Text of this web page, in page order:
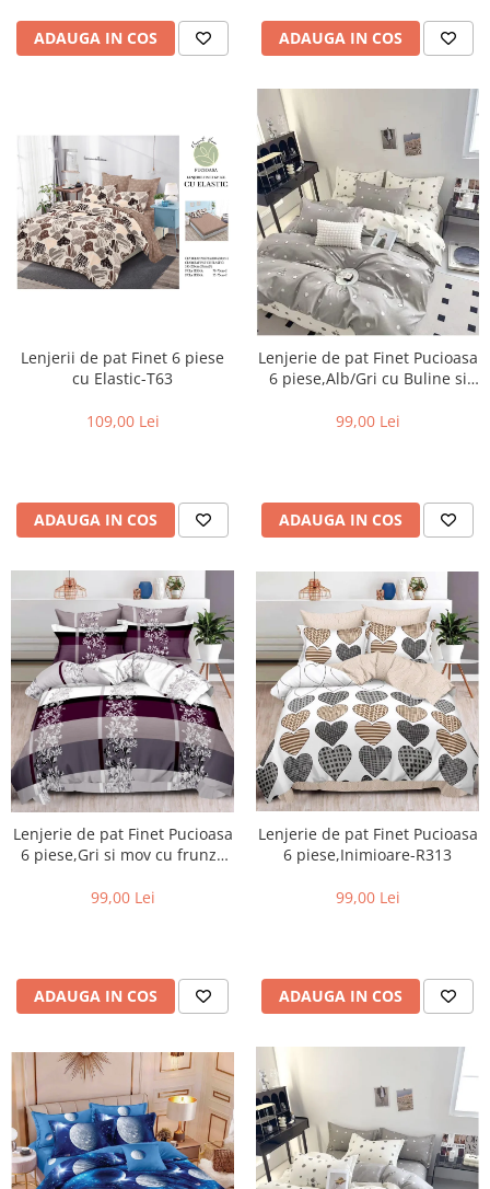
ADAUGA IN COS ADAUGA IN COS
Lenjerii de pat Finet 6 piese
cu Elastic-T63
109,00 Lei
ADAUGA IN COS
Lenjerie de pat Finet Pucioasa
6 piese,Alb/Gri cu Buline si
99,00 Lei
ADAUGA IN COS
Lenjerie de pat Finet Pucioasa
6 piese,Gri si mov cu frunze
99,00 Lei
ADAUGA IN COS
Lenjerie de pat Finet Pucioasa
6 piese,Inimioare-R313
99,00 Lei
ADAUGA IN COS